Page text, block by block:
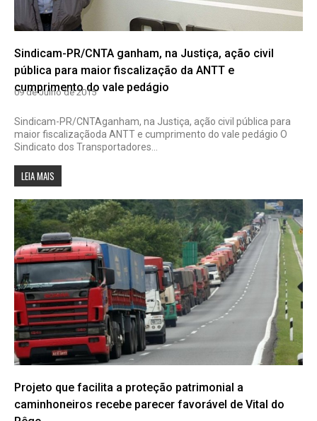
Sindicam-PR/CNTA ganham, na Justiça, ação civil
pública para maior fiscalização da ANTT e
cumprimento do vale pedágio
09 de Julho de 2015
Sindicam-PR/CNTAganham, na Justiça, ação civil pública para
maior fiscalizaçãoda ANTT e cumprimento do vale pedágio O
Sindicato dos Transportadores...
LEIA MAIS
Projeto que facilita a proteção patrimonial a
caminhoneiros recebe parecer favorável de Vital do